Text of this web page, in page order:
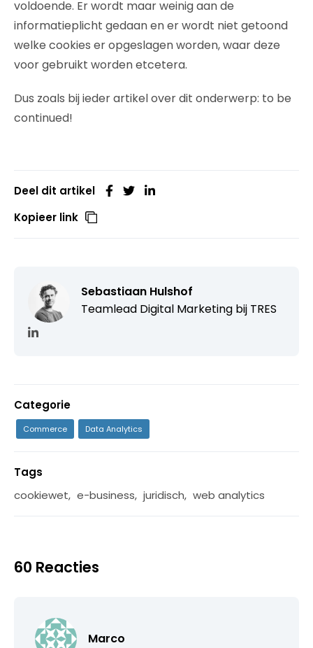
voldoende. Er wordt maar weinig aan de
informatieplicht gedaan en er wordt niet getoond
welke cookies er opgeslagen worden, waar deze
voor gebruikt worden etcetera.
Dus zoals bij ieder artikel over dit onderwerp: to be
continued!
Deel dit artikel
Kopieer link
Sebastiaan Hulshof
Teamlead Digital Marketing bij TRES
Categorie
Commerce Data Analytics
Tags
cookiewet, e-business, juridisch, web analytics
60 Reacties
Marco